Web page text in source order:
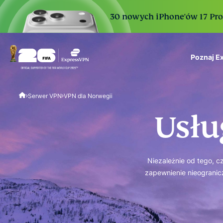
30 nowych iPhone'ów 17
Poznaj
to deploy, simple to
scale.
Serwer VPN VPN dla Norwegii
Niezależnie od tego,
zapewnienie